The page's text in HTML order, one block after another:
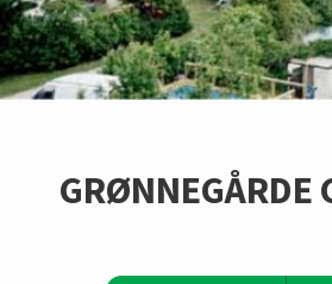
GRØNNEGÅRDE